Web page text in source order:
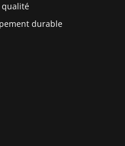
qualité
durable